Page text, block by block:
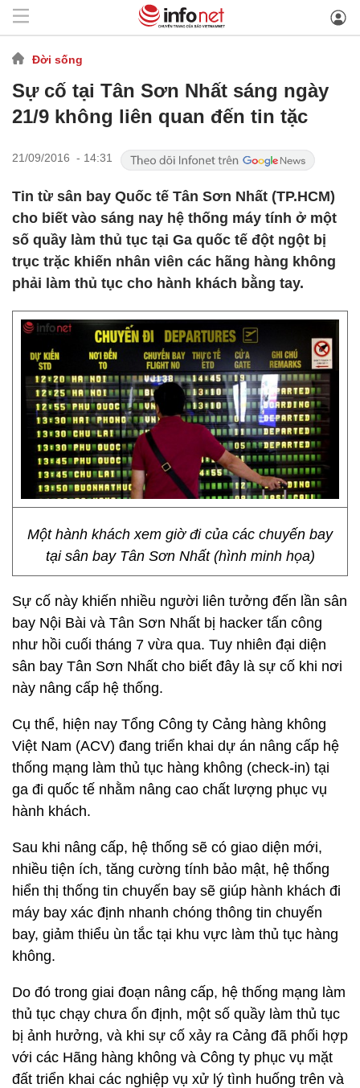
Đời sống
Sự cố tại Tân Sơn Nhất sáng ngày
21/9 không liên quan đến tin tặc
21/09/2016 - 14:31
Tin từ sân bay Quốc tế Tân Sơn Nhất (TP.HCM)
cho biết vào sáng nay hệ thống máy tính ở một
số quầy làm thủ tục tại Ga quốc tế đột ngột bị
trục trặc khiến nhân viên các hãng hàng không
phải làm thủ tục cho hành khách bằng tay.
Một hành khách xem giờ đi của các chuyến bay
tại sân bay Tân Sơn Nhất (hình minh họa)
Sự cố này khiến nhiều người liên tưởng đến lần sân
bay Nội Bài và Tân Sơn Nhất bị hacker tấn công
như hồi cuối tháng 7 vừa qua. Tuy nhiên đại diện
sân bay Tân Sơn Nhất cho biết đây là sự cố khi nơi
này nâng cấp hệ thống.
Cụ thể, hiện nay Tổng Công ty Cảng hàng không
Việt Nam (ACV) đang triển khai dự án nâng cấp hệ
thống mạng làm thủ tục hàng không (check-in) tại
ga đi quốc tế nhằm nâng cao chất lượng phục vụ
hành khách.
Sau khi nâng cấp, hệ thống sẽ có giao diện mới,
nhiều tiện ích, tăng cường tính bảo mật, hệ thống
hiển thị thống tin chuyến bay sẽ giúp hành khách đi
máy bay xác định nhanh chóng thông tin chuyến
bay, giảm thiểu ùn tắc tại khu vực làm thủ tục hàng
không.
Do đó trong giai đoạn nâng cấp, hệ thống mạng làm
thủ tục chạy chưa ổn định, một số quầy làm thủ tục
bị ảnh hưởng, và khi sự cố xảy ra Cảng đã phối hợp
với các Hãng hàng không và Công ty phục vụ mặt
đất triển khai các nghiệp vụ xử lý tình huống trên và